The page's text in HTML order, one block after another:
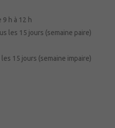
9 h à 12 h
les 15 jours (semaine paire)
15 jours (semaine impaire)